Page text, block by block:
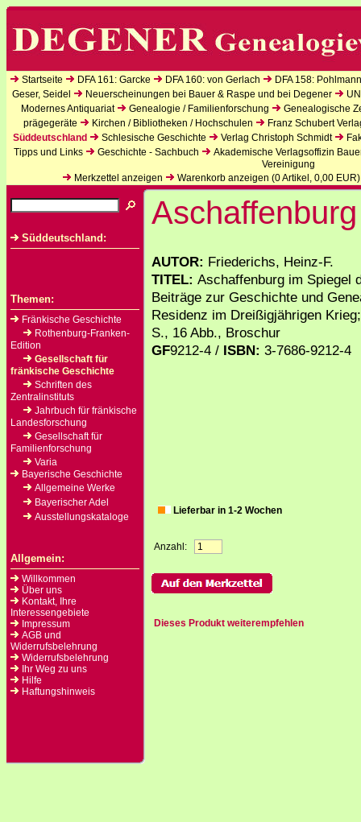
Startseite DFA 161: Garcke DFA 160: von Gerlach
DFA 158:
Geser, Seidel
Neuerscheinungen bei Bauer & Raspe und bei Degener
Modernes Antiquariat
Genealogie / Familienforschung
Genealogische
prägegeräte
Kirchen / Bibliotheken / Hochschulen
Franz Schubert
Süddeutschland
Schlesische Geschichte Verlag Christoph Schmidt
Tipps und Links
Geschichte - Sachbuch
Akademische Verlagsoffizin
Vereinigung
Merkzettel anzeigen
Warenkorb anzeigen (0Artikel, 0,00 EUR)
Süddeutschland:
Themen:
Fränkische Geschichte
Rothenburg-Franken-
Edition
Gesellschaft für
fränkische Geschichte
Schriften des
Zentralinstituts
Jahrbuch für fränkische
Landesforschung
Gesellschaft für
Familienforschung
Varia
Bayerische Geschichte
Allgemeine Werke
Bayerischer Adel
Ausstellungskataloge
Allgemein:
Willkommen
Über uns
Kontakt, Ihre
Interessengebiete
Impressum
AGB und
Widerrufsbelehrung
Widerrufsbelehrung
Ihr Weg zu uns
Hilfe
Haftungshinweis
Aschaffenburg
AUTOR: Friederichs, Heinz-F.
TITEL: Aschaffenburg im Spiegel
Beiträge zur Geschichte und
Residenz im Dreißigjährigen
S., 16 Abb., Broschur
GF9212-4 / ISBN: 3-7686-9212-4
Lieferbar in 1-2 Wochen
Anzahl:
Dieses Produkt weiterempfehlen